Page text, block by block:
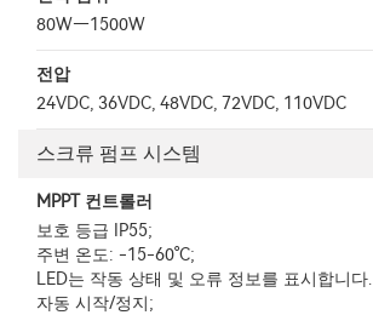
80W—1500W
전압
24VDC, 36VDC, 48VDC, 72VDC, 110VDC
스크류 펌프 시스템
MPPT 컨트롤러
보호 등급 IP55;
주변 온도: -15-60°C;
LED는 작동 상태 및 오류 정보를 표시합니다.
자동 시작/정지;